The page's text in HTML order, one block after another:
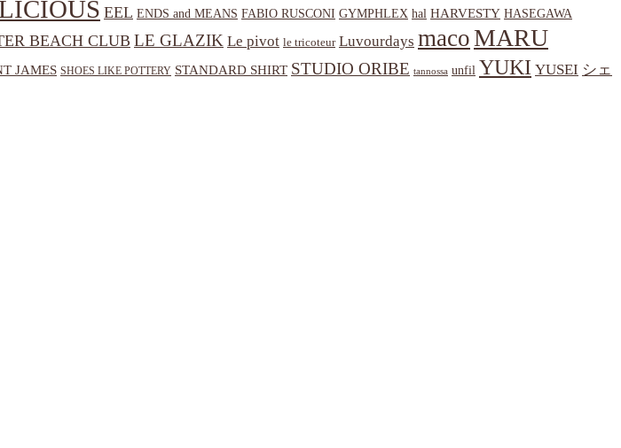
EEL ENDS and MEANS FABIO RUSCONI GYMPHLEX hal HARVESTY HASEGAWA
BEACH CLUB LE GLAZIK Le pivot le tricoteur Luvourdays macoMARU
JAMES SHOES LIKE POTTERY STANDARD SHIRT STUDIO ORIBE tannossa unfil YUKI YUSEI シェ